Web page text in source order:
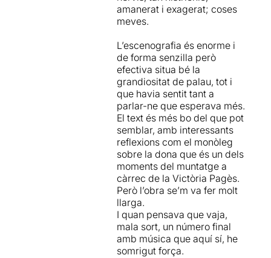
vestido completamente
nuevo que meterse en la piel
construidos… El momento de
la compañía tampoco era el
mismo, el espacio de Gràcia
lo hacía todo más acogedor,
y el público ha crecido casi
treinta años y ha visto
muchas y muchas cosas
nuevas que quizás le han
hecho variar gustos y
preferencias. Sea como
fuere, muchos revivirán un
momento dulce del teatro
catalán y los más jóvenes
descubrirán el buen gusto y
la elegancia de Puigserver,
uno de los grandes puntales
en los que se basa todavía el
estilo delTeatre Lliure
amanerat i exagerat; coses
meves.
L’escenografia és enorme i
de forma senzilla però
efectiva situa bé la
grandiositat de palau, tot i
que havia sentit tant a
parlar-ne que esperava més.
El text és més bo del que pot
semblar, amb interessants
reflexions com el monòleg
sobre la dona que és un dels
moments del muntatge a
càrrec de la Victòria Pagès.
Però l’obra se’m va fer molt
llarga.
I quan pensava que vaja,
mala sort, un número final
amb música que aquí sí, he
somrigut força.